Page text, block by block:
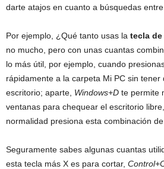
darte atajos en cuanto a búsquedas
Por ejemplo, ¿Qué tanto usas la tecla
no mucho, pero con unas cuantas
lo más útil, por ejemplo, cuando
rápidamente a la carpeta Mi PC sin tener
escritorio; aparte, Windows+D te permite
ventanas para chequear el escritorio
normalidad presiona esta combinación de
Seguramente sabes algunas cuantas
esta tecla más X es para cortar,